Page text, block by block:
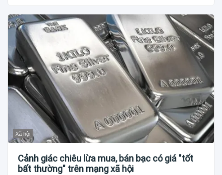
Xã hội
Cảnh giác chiêu lừa mua, bán bạc có giá "tốt
bất thường" trên mạng xã hội